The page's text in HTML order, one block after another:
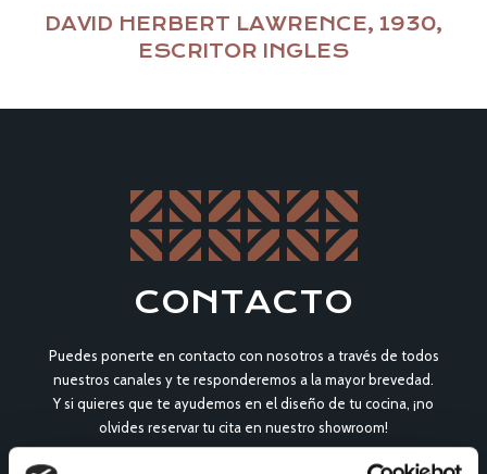
DAVID HERBERT LAWRENCE, 1930,
ESCRITOR INGLES
CONTACTO
Puedes ponerte en contacto con nosotros a través de todos
nuestros canales y te responderemos a la mayor brevedad.
Y si quieres que te ayudemos en el diseño de tu cocina, ¡no
olvides reservar tu cita en nuestro showroom!